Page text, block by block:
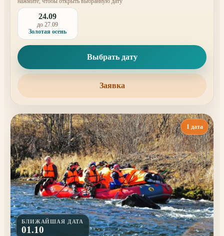
24.09
до 27.09
Золотая осень
Выбрать дату
Заявка
БЛИЖАЙШАЯ ДАТА
01.10
1 дата